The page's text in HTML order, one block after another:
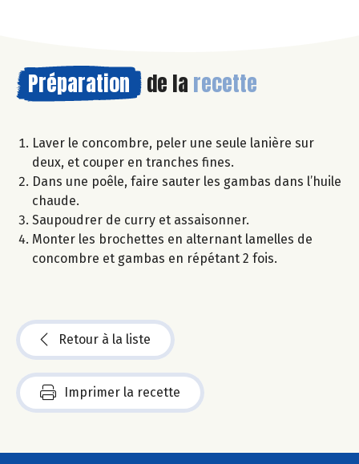
Préparation de la recette
Laver le concombre, peler une seule lanière sur
deux, et couper en tranches fines.
Dans une poêle, faire sauter les gambas dans l’huile
chaude.
Saupoudrer de curry et assaisonner.
Monter les brochettes en alternant lamelles de
concombre et gambas en répétant 2 fois.
Retour à la liste
Imprimer la recette